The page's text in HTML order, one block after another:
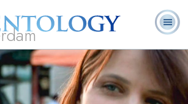
Wat is
Pastoraal
Werkers
Veelgestelde
Boeken